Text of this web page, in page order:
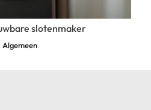
slotenmaker
Algemeen